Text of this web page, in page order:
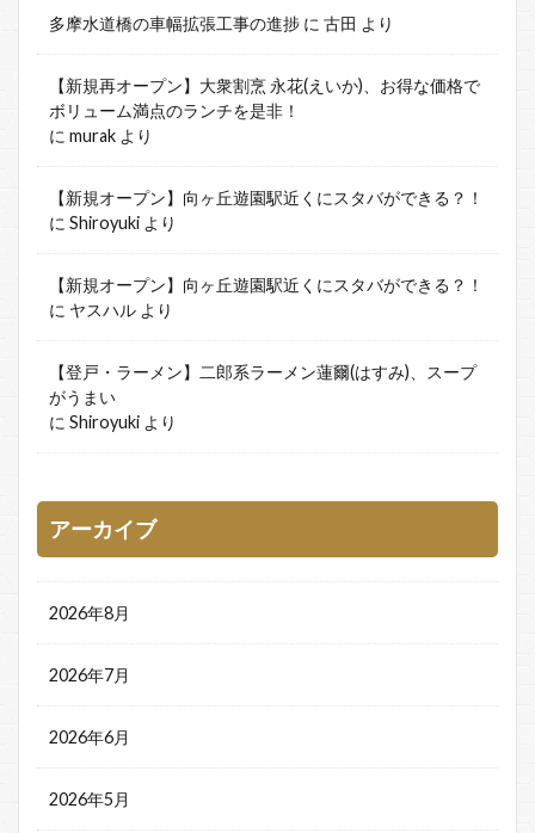
多摩水道橋の車幅拡張工事の進捗 に 古田 より
【新規再オープン】大衆割烹 永花(えいか)、お得な価格で
ボリューム満点のランチを是非！
に murak より
【新規オープン】向ヶ丘遊園駅近くにスタバができる？！
に Shiroyuki より
【新規オープン】向ヶ丘遊園駅近くにスタバができる？！
に ヤスハル より
【登戸・ラーメン】二郎系ラーメン蓮爾(はすみ)、スープ
がうまい
に Shiroyuki より
アーカイブ
2026年8月
2026年7月
2026年6月
2026年5月